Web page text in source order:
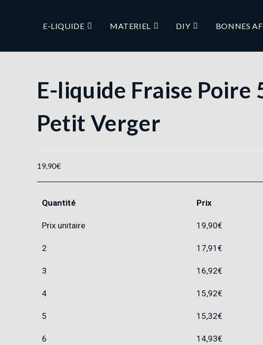
E-LIQUIDE MATERIEL DIY BONNES
E-liquide Fraise Poire
Petit Verger
19,90€
Quantité Prix
Prix unitaire 19,90€
2 17,91 €
3 16,92€
4 15,92€
5 15,32€
6 14,93€